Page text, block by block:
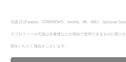
写真:(C)Fanplus、STARNEWS、innolife、PA、AMJ、Jpictures
※プロフィール写真は肖像権などの理由で使用できるものに限り
間をいただく場合がございます。